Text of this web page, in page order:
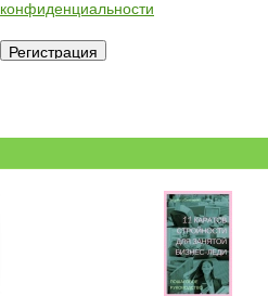
конфиденциальности